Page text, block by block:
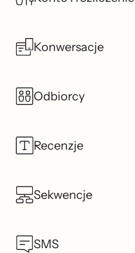
Konwersacje
Odbiorcy
Recenzje
Sekwencje
SMS